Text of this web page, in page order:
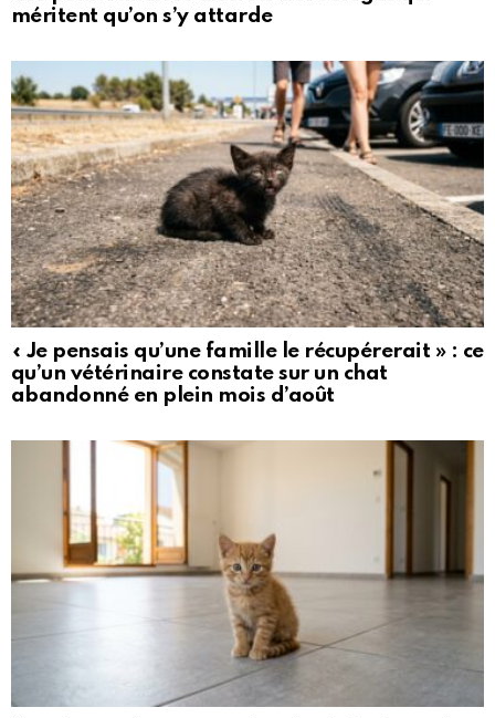
méritent qu’on s’y attarde
« Je pensais qu’une famille le récupérerait » : ce
qu’un vétérinaire constate sur un chat
abandonné en plein mois d’août